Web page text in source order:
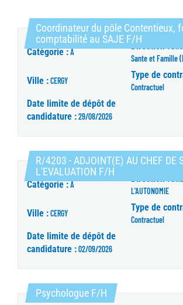
Coordinateur du pôle Contentieux,
comptabilité au SAJE F/H
Catégorie :A
Direction :
Sante et Famille
Ville :CERGY
Type de
Contractuel
Date limite de dépôt de
candidature :29/08/2026
R/4203 - ADJOINT(E) AU CHEF DE
L'EVALUATION F/H
Catégorie :A
Direction :
L'AUTONOMIE
Ville :CERGY
Type de
Contractuel
Date limite de dépôt de
candidature :02/09/2026
Psychologue F/H (Nouvelle fenêtre)